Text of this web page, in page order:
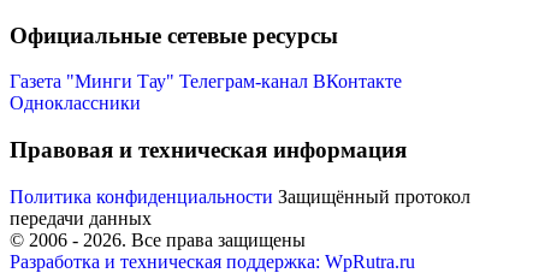
Официальные сетевые ресурсы
Газета "Минги Тау" Телеграм-канал ВКонтакте
Одноклассники
Правовая и техническая информация
Политика конфиденциальности Защищённый протокол
передачи данных
© 2006 - 2026. Все права защищены
Разработка и техническая поддержка: WpRutra.ru